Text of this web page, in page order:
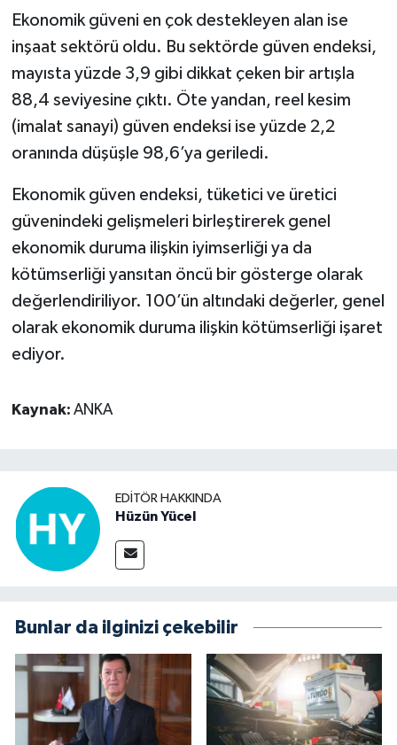
Ekonomik güveni en çok destekleyen alan ise
inşaat sektörü oldu. Bu sektörde güven endeksi,
mayısta yüzde 3,9 gibi dikkat çeken bir artışla
88,4 seviyesine çıktı. Öte yandan, reel kesim
(imalat sanayi) güven endeksi ise yüzde 2,2
oranında düşüşle 98,6’ya geriledi.
Ekonomik güven endeksi, tüketici ve üretici
güvenindeki gelişmeleri birleştirerek genel
ekonomik duruma ilişkin iyimserliği ya da
kötümserliği yansıtan öncü bir gösterge olarak
değerlendiriliyor. 100’ün altındaki değerler, genel
olarak ekonomik duruma ilişkin kötümserliği işaret
ediyor.
Kaynak: ANKA
EDITÖR HAKKINDA
Hüzün Yücel
Bunlar da ilginizi çekebilir